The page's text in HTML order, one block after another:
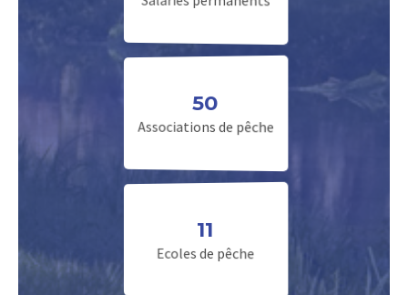
50
Associations de pêche
11
Ecoles de pêche